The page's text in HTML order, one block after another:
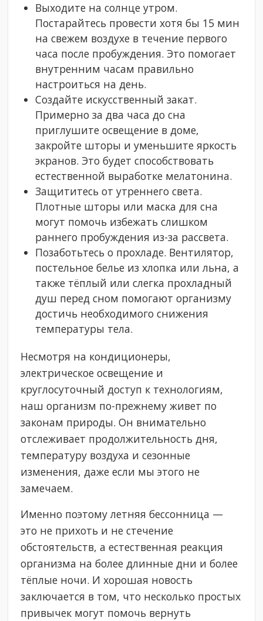
Выходите на солнце утром.
Постарайтесь провести хотя бы 15 мин
на свежем воздухе в течение первого
часа после пробуждения. Это помогает
внутренним часам правильно
настроиться на день.
Создайте искусственный закат.
Примерно за два часа до сна
приглушите освещение в доме,
закройте шторы и уменьшите яркость
экранов. Это будет способствовать
естественной выработке мелатонина.
Защититесь от утреннего света.
Плотные шторы или маска для сна
могут помочь избежать слишком
раннего пробуждения из-за рассвета.
Позаботьтесь о прохладе. Вентилятор,
постельное белье из хлопка или льна, а
также тёплый или слегка прохладный
душ перед сном помогают организму
достичь необходимого снижения
температуры тела.
Несмотря на кондиционеры,
электрическое освещение и
круглосуточный доступ к технологиям,
наш организм по-прежнему живет по
законам природы. Он внимательно
отслеживает продолжительность дня,
температуру воздуха и сезонные
изменения, даже если мы этого не
замечаем.
Именно поэтому летняя бессонница —
это не прихоть и не стечение
обстоятельств, а естественная реакция
организма на более длинные дни и более
тёплые ночи. И хорошая новость
заключается в том, что несколько простых
привычек могут помочь вернуть